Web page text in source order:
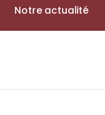
Notre actualité